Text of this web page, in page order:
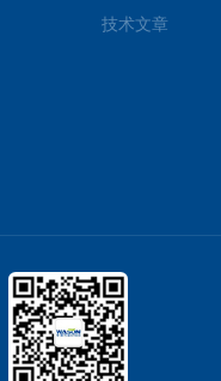
技术文章